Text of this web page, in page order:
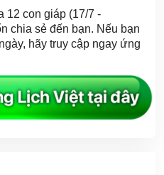
12 con giáp (17/7 -
chia sẻ đến bạn. Nếu bạn
hãy truy cập ngay ứng